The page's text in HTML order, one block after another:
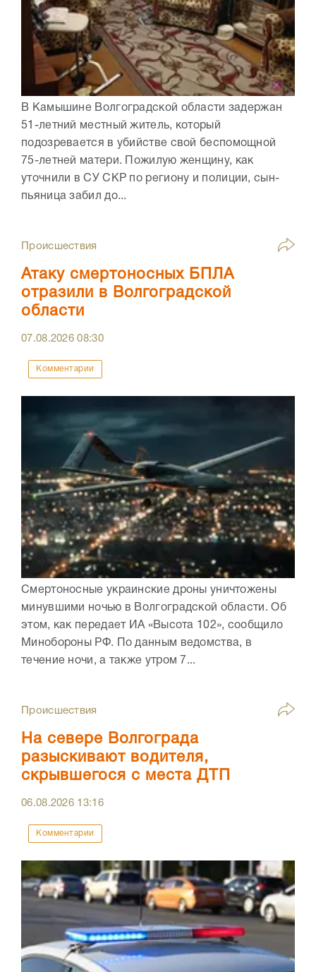
В Камышине Волгоградской области задержан
51-летний местный житель, который
подозревается в убийстве свой беспомощной
75-летней матери. Пожилую женщину, как
уточнили в СУ СКР по региону и полиции, сын-
пьяница забил до...
Происшествия
Атаку смертоносных БПЛА
отразили в Волгоградской
области
07.08.202608:30
Комментарии
Смертоносные украинские дроны уничтожены
минувшими ночью в Волгоградской области. Об
этом, как передает ИА «Высота 102», сообщило
Минобороны РФ. По данным ведомства, в
течение ночи, а также утром 7...
Происшествия
На севере Волгограда
разыскивают водителя,
скрывшегося с места ДТП
06.08.2026 13:16
Комментарии